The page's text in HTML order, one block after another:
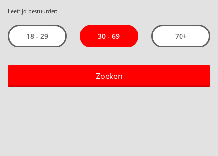
Leeftijd bestuurder:
18 - 29 30 - 69 70+
Zoeken